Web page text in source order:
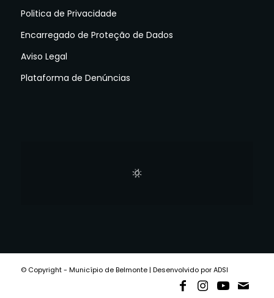
Politica de Privacidade
Encarregado de Proteção de Dados
Aviso Legal
Plataforma de Denúncias
© Copyright - Município de Belmonte | Desenvolvido por ADSI